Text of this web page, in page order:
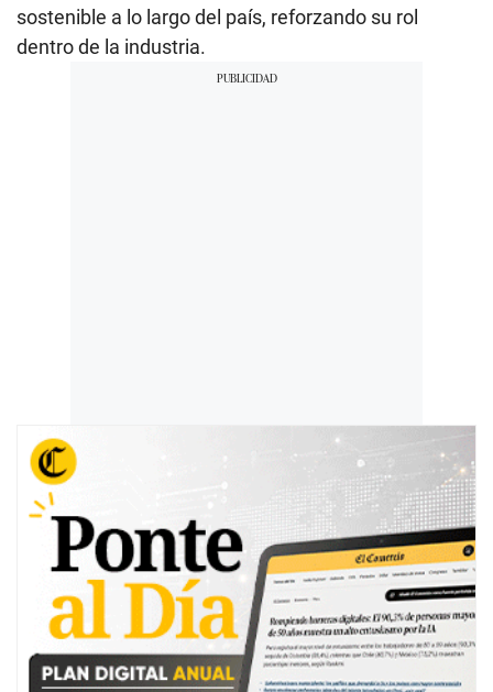
sostenible a lo largo del país, reforzando su rol
dentro de la industria.